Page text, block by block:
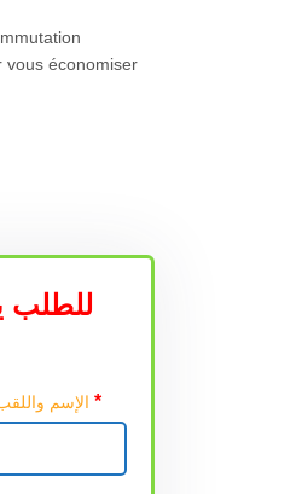
vous économiser
للطلب
*